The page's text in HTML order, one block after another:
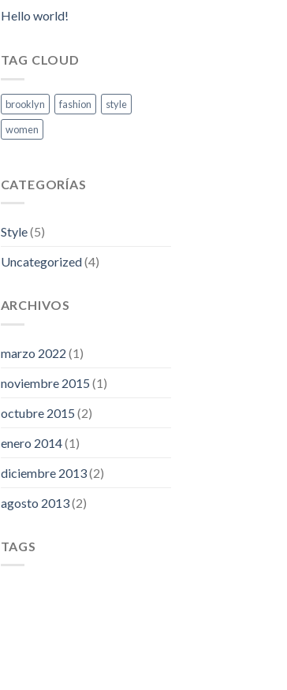
Hello world!
TAG CLOUD
brooklyn fashion
style
women
CATEGORÍAS
Style(5)
Uncategorized(4)
ARCHIVOS
marzo 2022 (1)
noviembre 2015 (1)
octubre 2015 (2)
enero 2014(1)
diciembre 2013(2)
agosto 2013(2)
TAGS